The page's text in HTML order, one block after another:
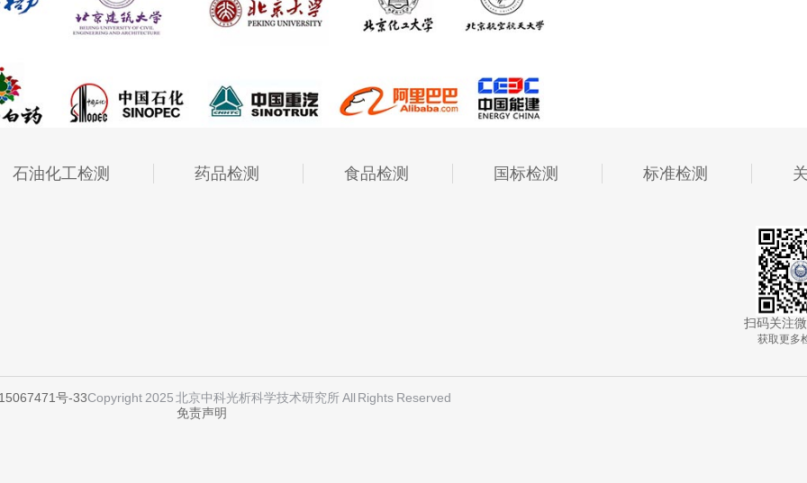
石油化工检测 药品检测 食品检测 国标检测 标准检测
扫码关注
获取更多
号-33Copyright 2025 北京中科光析科学技术研究所 All Rights Reserved
免责声明